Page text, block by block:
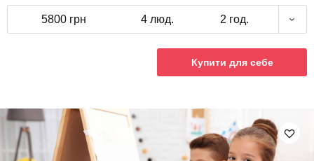
5800 грн 4 люд. 2 год.
Купити для себе